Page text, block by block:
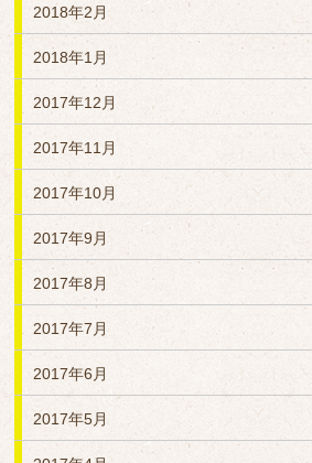
2018年2月
2018年1月
2017年12月
2017年11月
2017年10月
2017年9月
2017年8月
2017年7月
2017年6月
2017年5月